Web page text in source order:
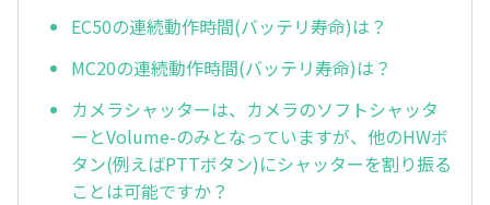
EC50の連続動作時間(バッテリ寿命)は？
MC20の連続動作時間(バッテリ寿命)は？
カメラシャッターは、カメラのソフトシャッタ
ーとVolume-のみとなっていますが、他のHWボ
タン(例えばPTTボタン)にシャッターを割り振る
ことは可能ですか？